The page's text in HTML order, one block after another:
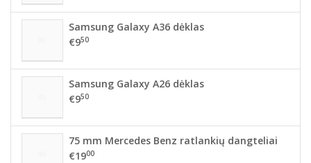
Samsung Galaxy A36 dėklas
€950
Samsung Galaxy A26 dėklas
€950
75 mm Mercedes Benz ratlankių dangteliai
€1900